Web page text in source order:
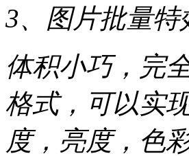
3、图片批量特
体积小巧，完
格式，可以实
度，亮度，色